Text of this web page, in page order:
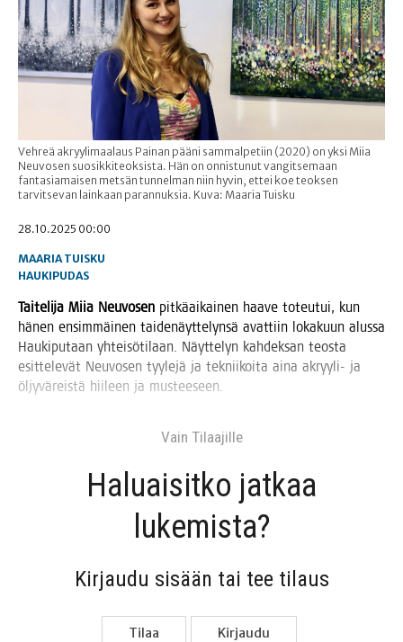
Vehreä akryylimaalaus Painan pääni sammalpetiin (2020) on yksi Miia
Neuvosen suosikkiteoksista. Hän on onnistunut vangitsemaan
fantasiamaisen metsän tunnelman niin hyvin, ettei koe teoksen
tarvitsevan lainkaan parannuksia. Kuva: Maaria Tuisku
28.10.2025 00:00
MAARIA TUISKU
HAUKIPUDAS
Tai­te­li­ja Miia Neu­vo­sen pit­kä­ai­kai­nen haa­ve toteu­tui, kun
hänen ensim­mäi­nen tai­de­näyt­te­lyn­sä avat­tiin loka­kuun alus­sa
Hau­ki­pu­taan yhtei­sö­ti­laan. Näyt­te­lyn kah­dek­san teos­ta
esit­te­le­vät Neu­vo­sen tyy­le­jä ja tek­nii­koi­ta aina akryy­li- ja
öljy­vä­reis­tä hii­leen ja musteeseen.
Vain Tilaa­jil­le
Haluai­sit­ko jat­kaa
lukemista?
Kir­jau­du sisään tai tee tilaus
Tilaa Kir­jau­du